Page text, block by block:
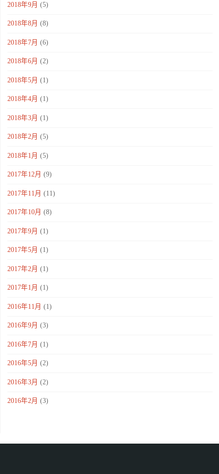
2018年9月 (5)
2018年8月 (8)
2018年7月 (6)
2018年6月 (2)
2018年5月 (1)
2018年4月 (1)
2018年3月 (1)
2018年2月 (5)
2018年1月 (5)
2017年12月 (9)
2017年11月 (11)
2017年10月 (8)
2017年9月 (1)
2017年5月 (1)
2017年2月 (1)
2017年1月 (1)
2016年11月 (1)
2016年9月 (3)
2016年7月 (1)
2016年5月 (2)
2016年3月 (2)
2016年2月 (3)